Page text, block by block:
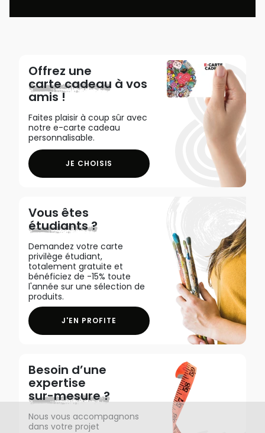
Offrez une
carte cadeau à vos
amis !
Faites plaisir à coup sûr avec
notre e-carte cadeau
personnalisable.
JE CHOISIS
Vous êtes
étudiants ?
Demandez votre carte
privilège étudiant,
totalement gratuite et
bénéficiez de -15% toute
l'année sur une sélection de
produits.
J'EN PROFITE
Besoin d’une
expertise
sur-mesure ?
Nous vous accompagnons
dans votre projet